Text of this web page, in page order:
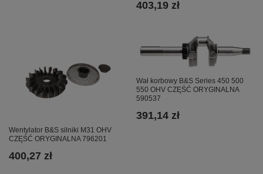
403,19 zł
Wentylator B&S silniki M31 OHV
CZĘŚĆ ORYGINALNA 796201
400,27 zł
Wał korbowy B&S Series 450 500
550 OHV CZĘŚĆ ORYGINALNA
590537
391,14 zł